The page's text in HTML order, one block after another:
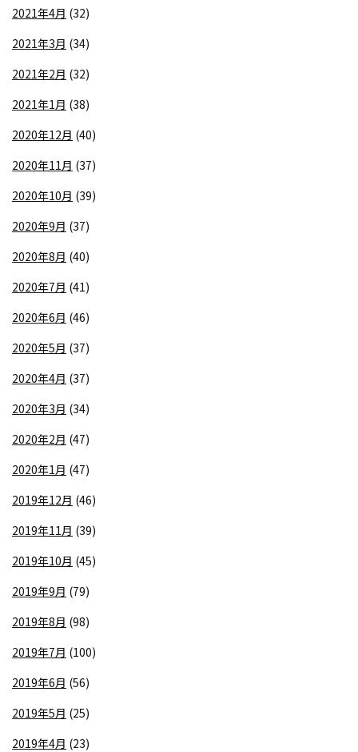
2021年4月 (32)
2021年3月 (34)
2021年2月 (32)
2021年1月 (38)
2020年12月 (40)
2020年11月 (37)
2020年10月 (39)
2020年9月 (37)
2020年8月 (40)
2020年7月 (41)
2020年6月 (46)
2020年5月 (37)
2020年4月 (37)
2020年3月 (34)
2020年2月 (47)
2020年1月 (47)
2019年12月 (46)
2019年11月 (39)
2019年10月 (45)
2019年9月 (79)
2019年8月 (98)
2019年7月 (100)
2019年6月 (56)
2019年5月 (25)
2019年4月 (23)